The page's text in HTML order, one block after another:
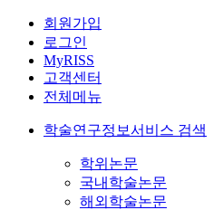
회원가입
로그인
MyRISS
고객센터
전체메뉴
학술연구정보서비스 검색
학위논문
국내학술논문
해외학술논문